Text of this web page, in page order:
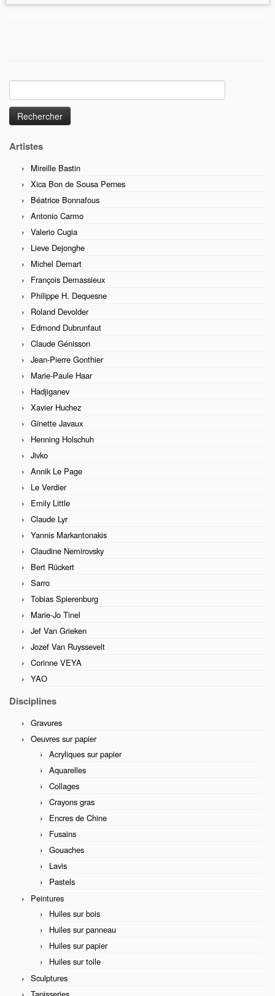
Artistes
Mireille Bastin
Xica Bon de Sousa Pernes
Béatrice Bonnafous
Antonio Carmo
Valerio Cugia
Lieve Dejonghe
Michel Demart
François Demassieux
Philippe H. Dequesne
Roland Devolder
Edmond Dubrunfaut
Claude Génisson
Jean-Pierre Gonthier
Marie-Paule Haar
Hadjiganev
Xavier Huchez
Ginette Javaux
Henning Holschuh
Jivko
Annik Le Page
Le Verdier
Emily Little
Claude Lyr
Yannis Markantonakis
Claudine Nemirovsky
Bert Rückert
Sarro
Tobias Spierenburg
Marie-Jo Tinel
Jef Van Grieken
Jozef Van Ruyssevelt
Corinne VEYA
YAO
Disciplines
Gravures
Oeuvres sur papier
Acryliques sur papier
Aquarelles
Collages
Crayons gras
Encres de Chine
Fusains
Gouaches
Lavis
Pastels
Peintures
Huiles sur bois
Huiles sur panneau
Huiles sur papier
Huiles sur toile
Sculptures